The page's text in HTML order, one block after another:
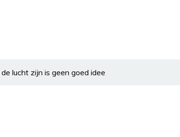
lucht zijn is geen goed idee